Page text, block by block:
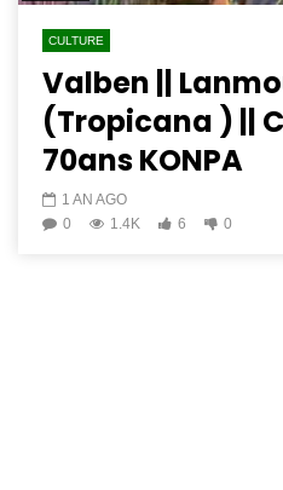
CULTURE
Valben ||
(Tropicana ) ||
70ans KONPA
1 AN AGO
0
1.4K 6 0